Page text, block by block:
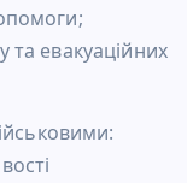
та евакуаційних